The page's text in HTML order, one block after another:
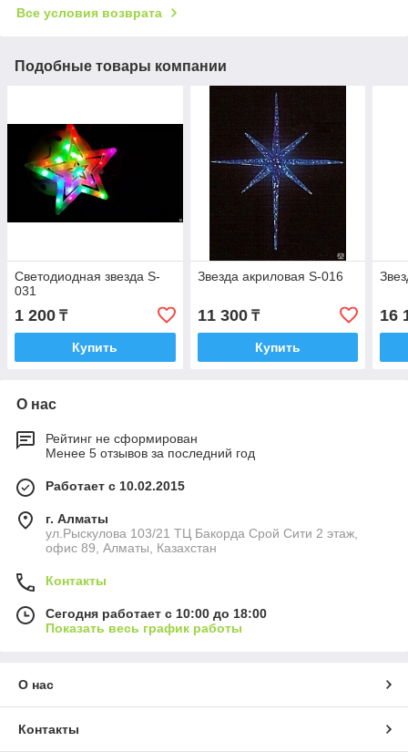
Все условия возврата
Подобные товары компании
Светодиодная звезда S-
031
1 200 ₸
Купить
Звезда акриловая S-016
11 300₸
Купить
16
О нас
Рейтинг не сформирован
Менее 5 отзывов за последний год
Работает с 10.02.2015
г. Алматы
ул.Рыскулова 103/21 ТЦ Бакорда Срой Сити 2 этаж,
офис 89, Алматы, Казахстан
Контакты
Сегодня работает с 10:00 до 18:00
Показать весь график работы
О нас
Контакты